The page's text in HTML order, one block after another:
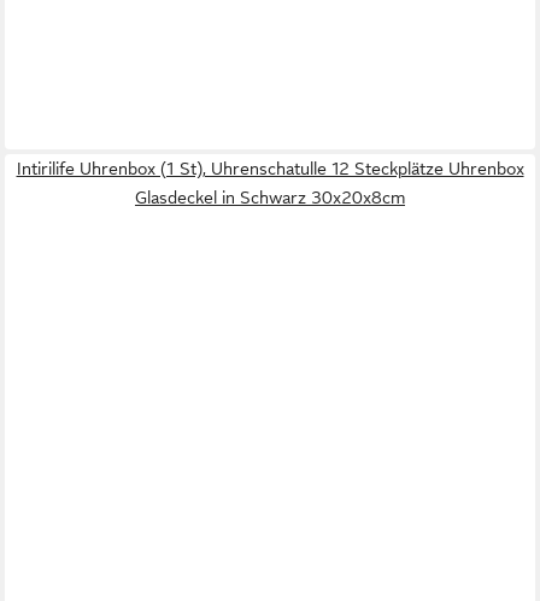
Intirilife Uhrenbox (1 St), Uhrenschatulle 12 Steckplätze Uhrenbox
Glasdeckel in Schwarz 30x20x8cm